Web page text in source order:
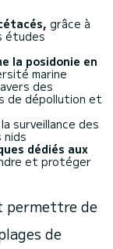
grâce à
études
la posidonie en
marine
des
de dépollution et
surveillance des
dédiés aux
et protéger
permettre de
de